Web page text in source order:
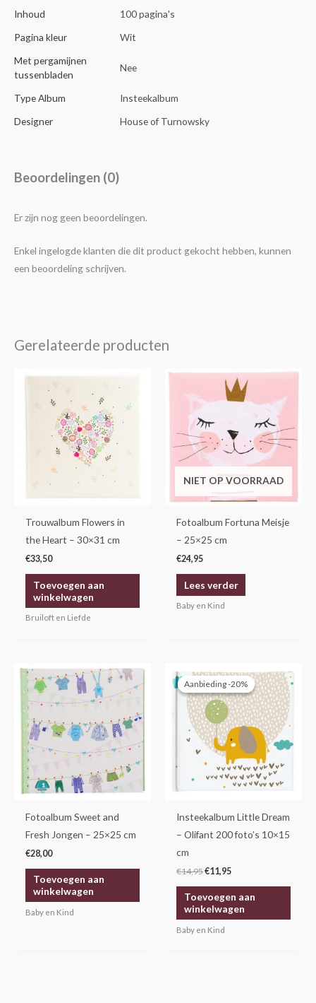
Inhoud
100 pagina's
Pagina kleur
Wit
Met pergamijnen
tussenbladen
Nee
Type Album
Insteekalbum
Designer
House of Turnowsky
Beoordelingen (0)
Er zijn nog geen beoordelingen.
Enkel ingelogde klanten die dit product gekocht hebben, kunnen
een beoordeling schrijven.
Gerelateerde producten
Trouwalbum Flowers in
the Heart – 30×31 cm
€33,50
Toevoegen aan
winkelwagen
Bruiloft en Liefde
NIET OP VOORRAAD
Fotoalbum Fortuna Meisje
– 25×25 cm
€24,95
Lees verder
Baby en Kind
Fotoalbum Sweet and
Fresh Jongen – 25×25 cm
€28,00
Toevoegen aan
winkelwagen
Baby en Kind
Aanbieding -20%
Aanbieding -20%
Insteekalbum Little Dream
– Olifant 200 foto’s 10×15
cm
€14,95
prijs
was:
€14,95.
€11,95
prijs
is:
€11,95.
Toevoegen aan
winkelwagen
Baby en Kind